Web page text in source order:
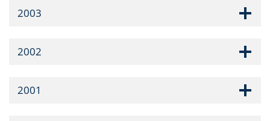
2003
2002
2001